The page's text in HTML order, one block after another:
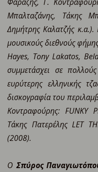
Μπαλταζάνης, Τάκης
Δημήτρης Καλατζής κ.α.).
μουσικούς διεθνούς
Hayes, Τony Lakatos,
συμμετάσχει σε
ευρύτερης ελληνικής
δισκογραφία του
Κοντραφούρης: FUNKY
Τάκης Πατερέλης LET
(2008).
ΟΣπύρος